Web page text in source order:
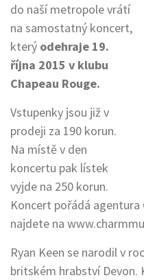
do naší metropole vrátí
na samostatný koncert,
který odehraje 19.
října 2015 v klubu
Chapeau Rouge.
Vstupenky jsou již v
prodeji za 190 korun.
Na místě v den
koncertu pak lístek
vyjde na 250 korun.
Koncert pořádá agentura
najdete na
Ryan Keen se narodil v
britském hrabství Devon.